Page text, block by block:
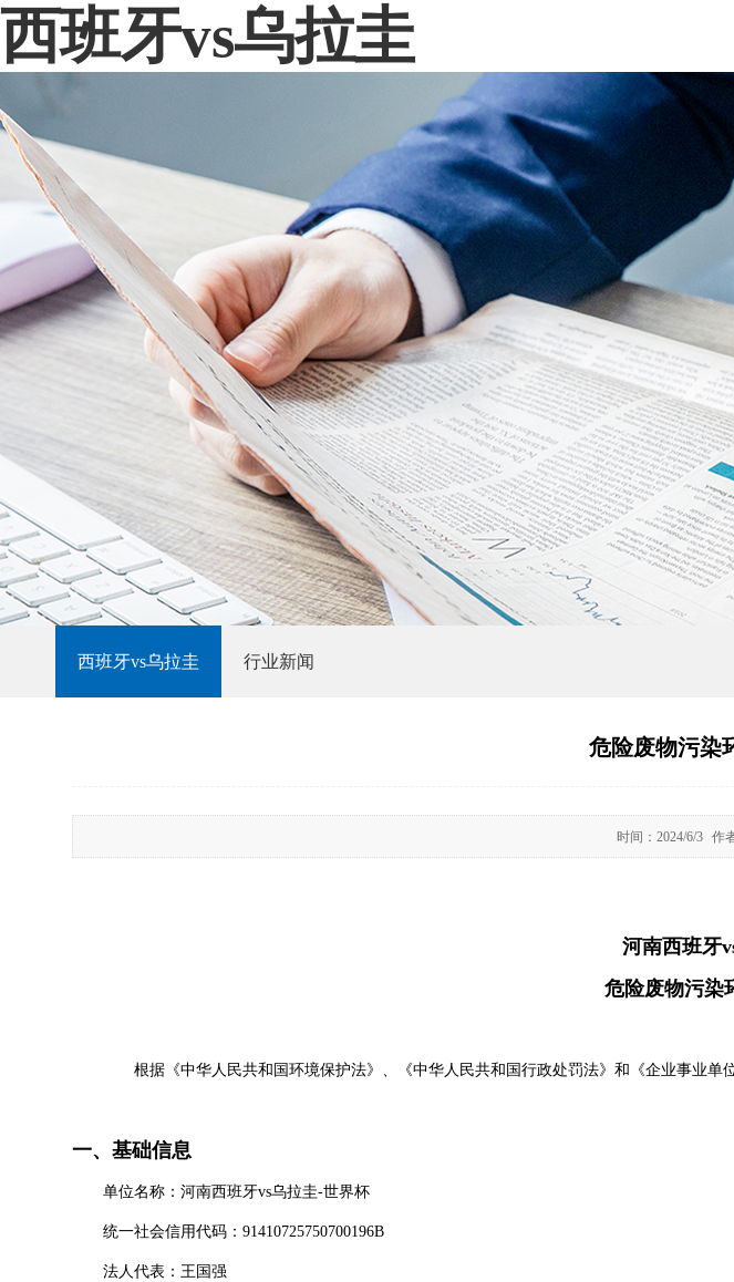
西班牙vs乌拉圭
西班牙vs乌拉圭 行业新闻
危险废物污染
时间： 2024/6/3 作
河南西班牙
危险废物污染
根据《中华人民共和国环境保护法》、《中华人民共和国行政处罚法》和《企业事业单位
一、基础信息
单位名称：河南西班牙vs乌拉圭-世界杯
统一社会信用代码：91410725750700196B
法人代表：王国强